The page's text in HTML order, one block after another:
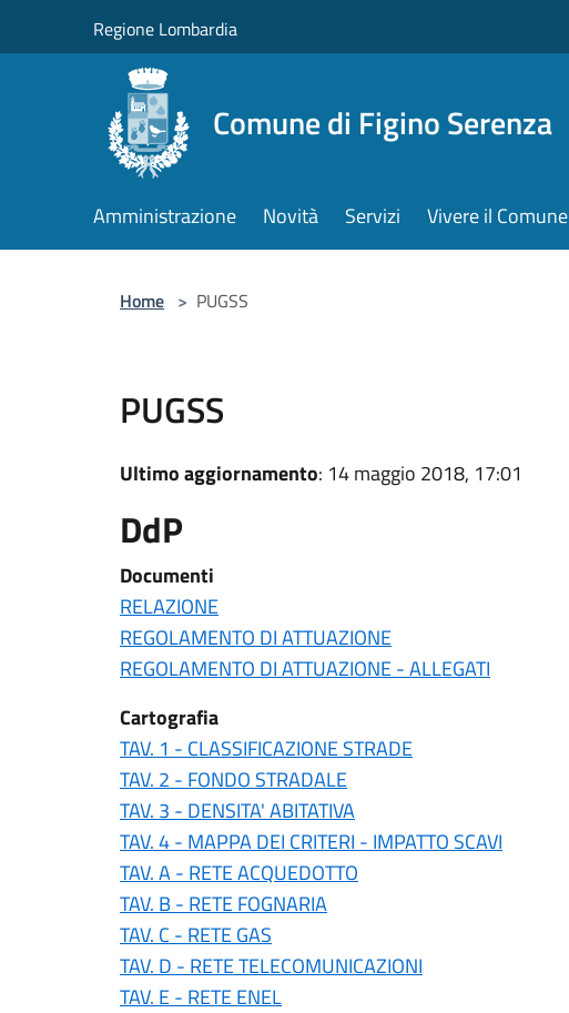
Regione Lombardia
Comune di Figino Serenza
Amministrazione Novità Servizi Vivere il Comune
Home > PUGSS
PUGSS
Ultimo aggiornamento: 14 maggio 2018, 17:01
DdP
Documenti
RELAZIONE
REGOLAMENTO DI ATTUAZIONE
REGOLAMENTO DI ATTUAZIONE - ALLEGATI
Cartografia
TAV. 1 - CLASSIFICAZIONE STRADE
TAV. 2 - FONDO STRADALE
TAV. 3 - DENSITA' ABITATIVA
TAV. 4 - MAPPA DEI CRITERI - IMPATTO SCAVI
TAV. A - RETE ACQUEDOTTO
TAV. B - RETE FOGNARIA
TAV. C - RETE GAS
TAV. D - RETE TELECOMUNICAZIONI
TAV. E - RETE ENEL